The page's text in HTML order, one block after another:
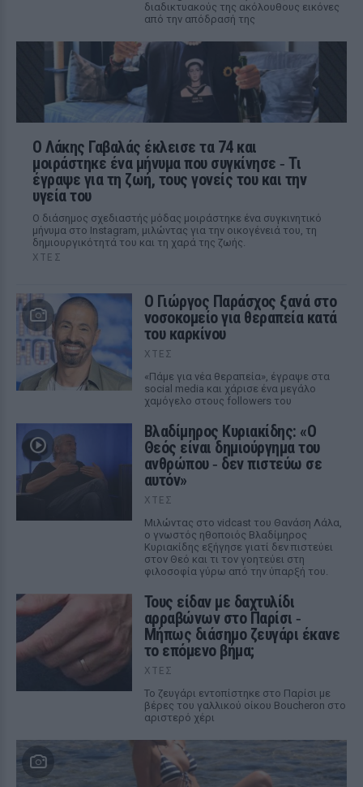
διαδικτυακούς της ακόλουθους εικόνες
από την απόδρασή της
Ο Λάκης Γαβαλάς έκλεισε τα 74 και
μοιράστηκε ένα μήνυμα που συγκίνησε ‑ Τι
έγραψε για τη ζωή, τους γονείς του και την
υγεία του
Ο διάσημος σχεδιαστής μόδας μοιράστηκε ένα συγκινητικό
μήνυμα στο Instagram, μιλώντας για την οικογένειά του, τη
δημιουργικότητά του και τη χαρά της ζωής.
ΧΤΕΣ
O Γιώργος Παράσχος ξανά στο
νοσοκομείο για θεραπεία κατά
του καρκίνου
ΧΤΕΣ
«Πάμε για νέα θεραπεία», έγραψε στα
social media και χάρισε ένα μεγάλο
χαμόγελο στους followers του
Βλαδίμηρος Κυριακίδης: «Ο
Θεός είναι δημιούργημα του
ανθρώπου ‑ δεν πιστεύω σε
αυτόν»
ΧΤΕΣ
Μιλώντας στο vidcast του Θανάση Λάλα,
ο γνωστός ηθοποιός Βλαδίμηρος
Κυριακίδης εξήγησε γιατί δεν πιστεύει
στον Θεό και τι τον γοητεύει στη
φιλοσοφία γύρω από την ύπαρξή του.
Τους είδαν με δαχτυλίδι
αρραβώνων στο Παρίσι ‑
Μήπως διάσημο ζευγάρι έκανε
το επόμενο βήμα;
ΧΤΕΣ
Το ζευγάρι εντοπίστηκε στο Παρίσι με
βέρες του γαλλικού οίκου Boucheron στο
αριστερό χέρι